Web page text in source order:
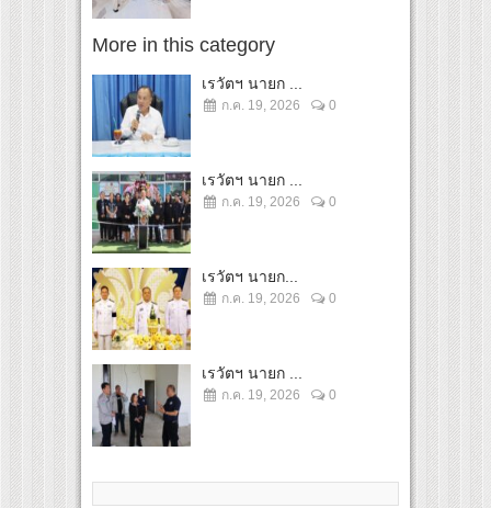
More in this category
เรวัตฯ นายก ...
ก.ค. 19, 2026 0
เรวัตฯ นายก ...
ก.ค. 19, 2026 0
เรวัตฯ นายก...
ก.ค. 19, 2026 0
เรวัตฯ นายก ...
ก.ค. 19, 2026 0